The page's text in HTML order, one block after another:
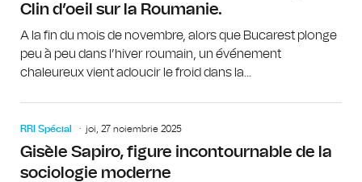
Clin d’oeil sur la Roumanie.
A la fin du mois de novembre, alors que Bucarest plonge
peu à peu dans l’hiver roumain, un événement
chaleureux vient adoucir le froid dans la...
RRI Spécial joi, 27 noiembrie 2025
Gisèle Sapiro, figure incontournable de la
sociologie moderne